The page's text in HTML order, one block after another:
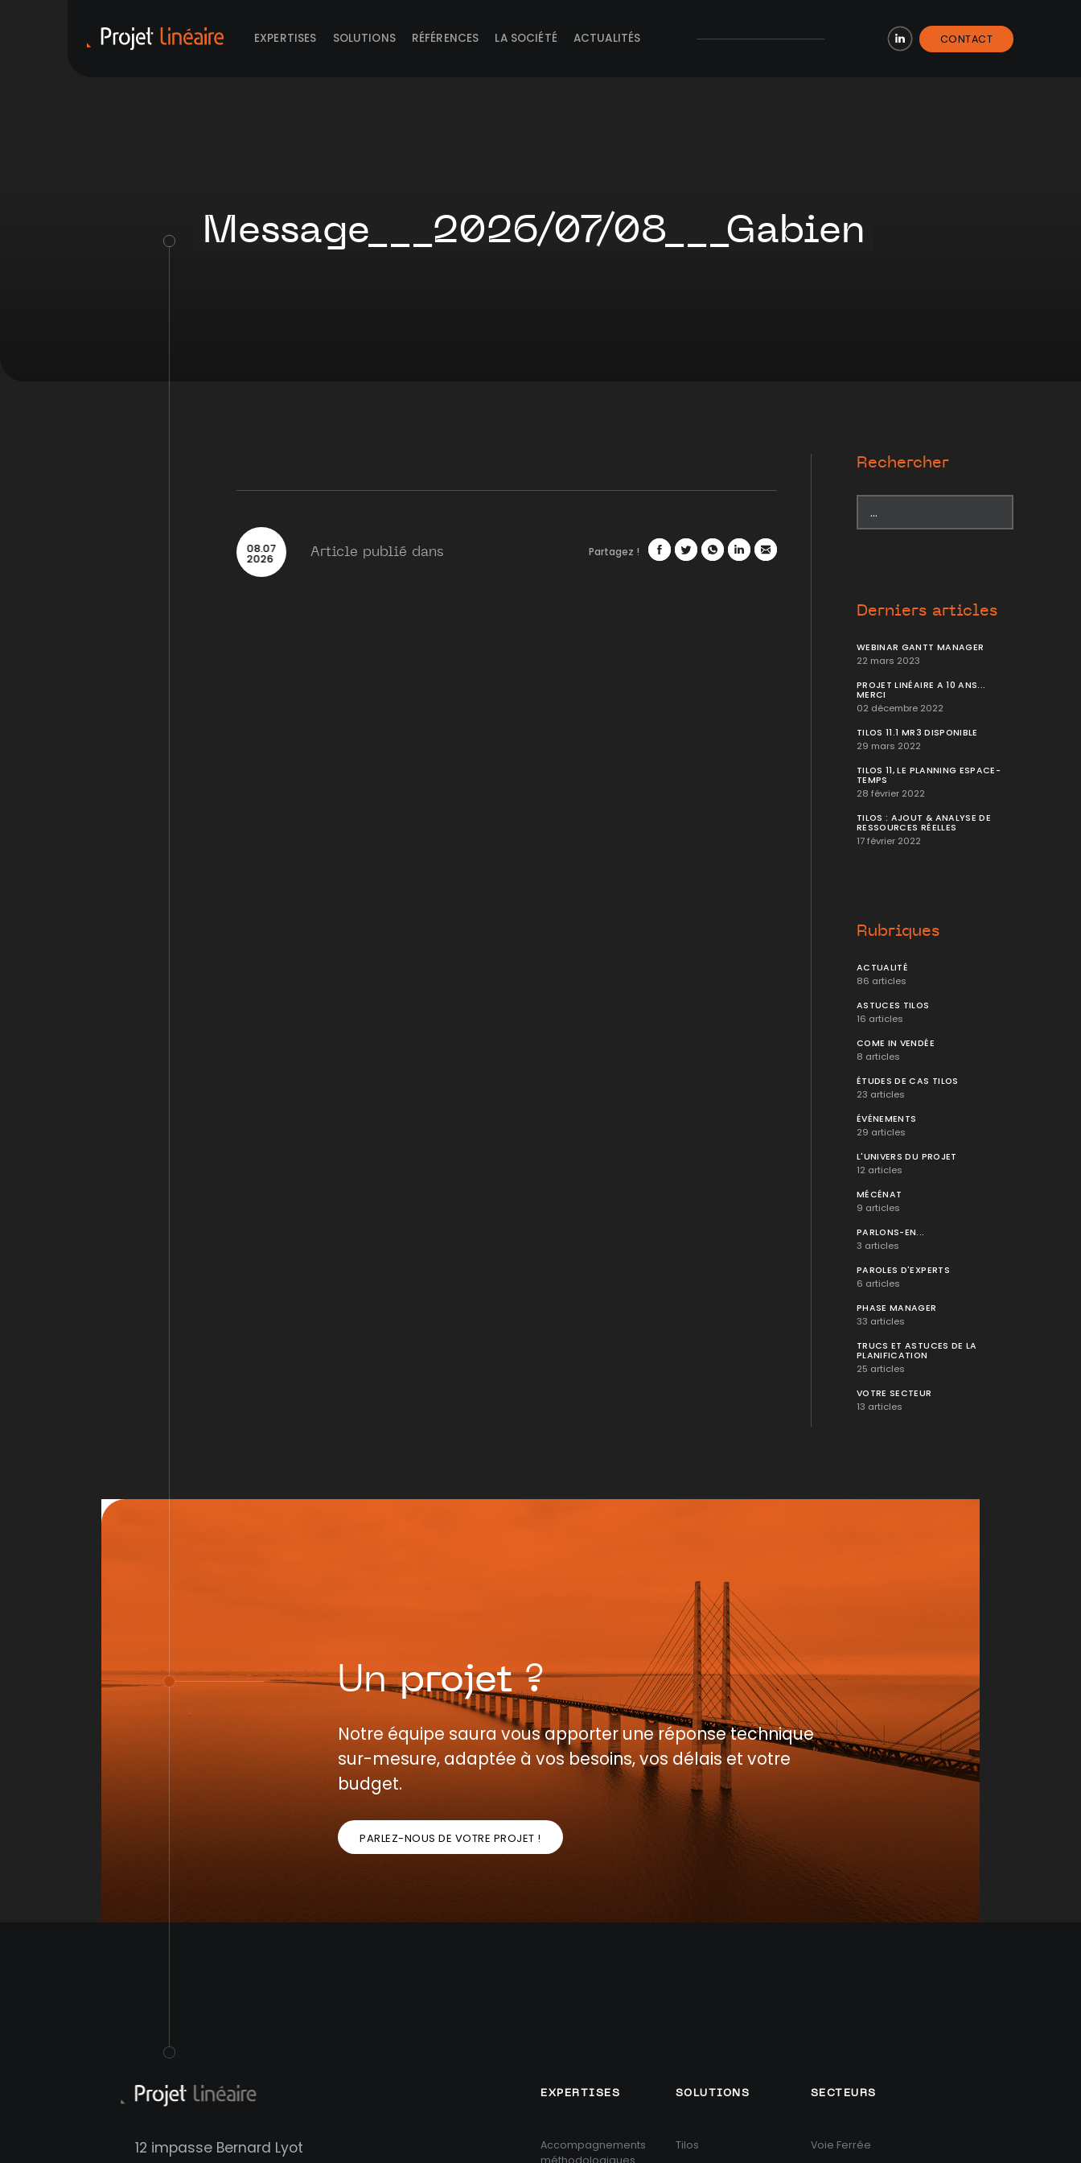
EXPERTISES SOLUTIONS RÉFÉRENCES LA SOCIÉTÉ ACTUALITÉS CONTACT
Message___2026/07/08___Gabien
08.07
2026 Article publié dans Partagez !
Rechercher
Derniers articles
WEBINAR GANTT MANAGER
22 mars 2023
PROJET LINÉAIRE A 10 ANS...
MERCI
02 décembre 2022
TILOS 11.1 MR3 DISPONIBLE
29 mars 2022
TILOS 11, LE PLANNING ESPACE-
TEMPS
28 février 2022
TILOS : AJOUT & ANALYSE DE
RESSOURCES RÉELLES
17 février 2022
Rubriques
ACTUALITÉ
86 articles
ASTUCES TILOS
16 articles
COME IN VENDÉE
8 articles
ÉTUDES DE CAS TILOS
23 articles
ÉVÉNEMENTS
29 articles
L'UNIVERS DU PROJET
12 articles
MÉCÉNAT
9 articles
PARLONS-EN...
3 articles
PAROLES D'EXPERTS
6 articles
PHASE MANAGER
33 articles
TRUCS ET ASTUCES DE LA
PLANIFICATION
25 articles
VOTRE SECTEUR
13 articles
Unprojet?
Notre équipe saura vous apporter une réponse technique
sur-mesure, adaptée à vos besoins, vos délais et votre
budget.
PARLEZ-NOUS DE VOTRE PROJET !
12 impasse Bernard Lyot
EXPERTISES
Accompagnements
méthodologiques
SOLUTIONS
Tilos
SECTEURS
Voie Ferrée